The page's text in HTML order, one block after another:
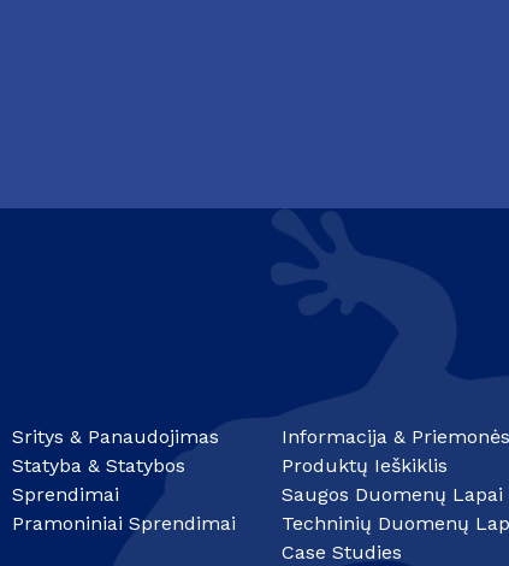
Sritys & Panaudojimas
Statyba & Statybos
Sprendimai
Pramoniniai Sprendimai
Informacija & Priemonės
Produktų Ieškiklis
Saugos Duomenų Lapai
Techninių Duomenų
Case Studies